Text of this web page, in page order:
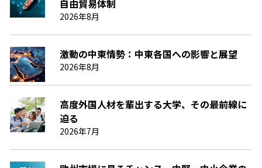
自由貿易体制
2026年8月
激動の中東情勢：中東各国への影響と展望
2026年8月
高度外国人材を輩出する大学、その最前線に
迫る
2026年7月